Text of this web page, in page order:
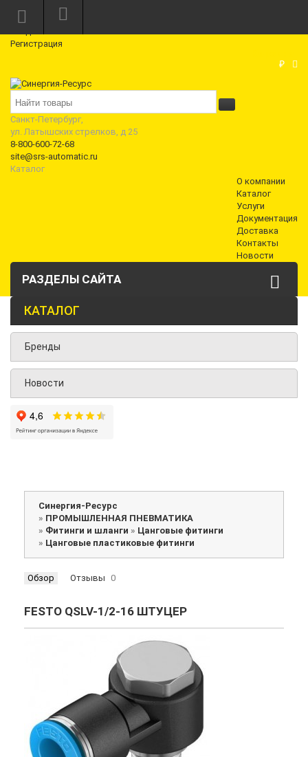
Режим работы: Пн—Пт: 10:00—18:00
Регистрация
₽
Санкт-Петербург,
ул. Латышских стрелков, д 25
8-800-600-72-68
site@srs-automatic.ru
Каталог
О компании
Каталог
Услуги
Документация
Доставка
Контакты
Новости
РАЗДЕЛЫ САЙТА
КАТАЛОГ
Бренды
Новости
Синергия-Ресурс
» ПРОМЫШЛЕННАЯ ПНЕВМАТИКА
» Фитинги и шланги » Цанговые фитинги
» Цанговые пластиковые фитинги
Обзор Отзывы 0
FESTO QSLV-1/2-16 ШТУЦЕР